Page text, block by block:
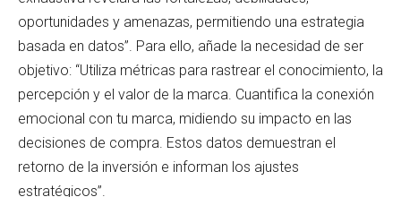
oportunidades y amenazas, permitiendo una estrategia
basada en datos”. Para ello, añade la necesidad de ser
objetivo: “Utiliza métricas para rastrear el conocimiento, la
percepción y el valor de la marca. Cuantifica la conexión
emocional con tu marca, midiendo su impacto en las
decisiones de compra. Estos datos demuestran el
retorno de la inversión e informan los ajustes
estratégicos”.